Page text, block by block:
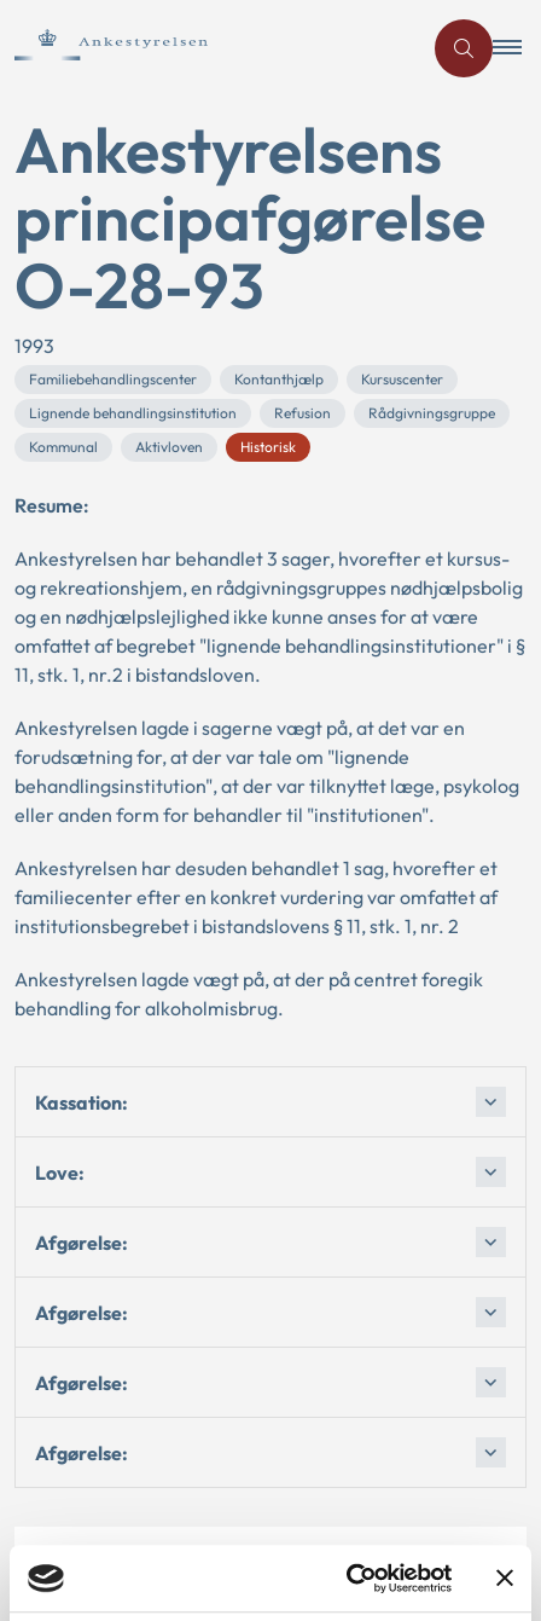
Ankestyrelsens
principafgørelse
O-28-93
1993
Familiebehandlingscenter Kontanthjælp
Kursuscenter
Lignende behandlingsinstitution
Refusion
Rådgivningsgruppe
Kommunal
Aktivloven Historisk
Resume:
Ankestyrelsen har behandlet 3 sager, hvorefter et kursus-
og rekreationshjem, en rådgivningsgruppes nødhjælpsbolig
og en nødhjælpslejlighed ikke kunne anses for at være
omfattet af begrebet "lignende behandlingsinstitutioner" i §
11, stk. 1, nr.2 i bistandsloven.
Ankestyrelsen lagde i sagerne vægt på, at det var en
forudsætning for, at der var tale om "lignende
behandlingsinstitution", at der var tilknyttet læge, psykolog
eller anden form for behandler til "institutionen".
Ankestyrelsen har desuden behandlet 1 sag, hvorefter et
familiecenter efter en konkret vurdering var omfattet af
institutionsbegrebet i bistandslovens § 11, stk. 1, nr. 2
Ankestyrelsen lagde vægt på, at der på centret foregik
behandling for alkoholmisbrug.
Kassation:
Love:
Afgørelse:
Afgørelse:
Afgørelse:
Afgørelse:
Dato for underskrift